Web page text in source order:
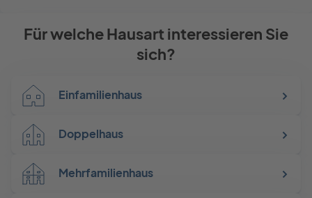
Für welche Hausart interessieren Sie
sich?
Einfamilienhaus
Doppelhaus
Mehrfamilienhaus